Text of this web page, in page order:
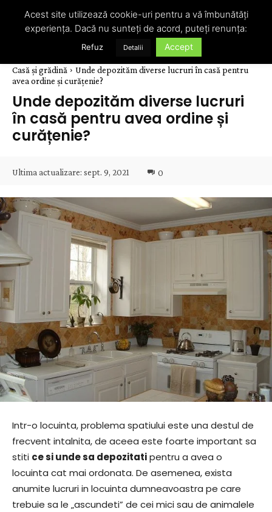
Casă și grădină
Unde depozităm diverse lucruri în casă pentru
avea ordine și curățenie?
Unde depozităm diverse lucruri
în casă pentru avea ordine și
curățenie?
Ultima actualizare: sept. 9, 2021 0
Intr-o locuinta, problema spatiului este una destul de
frecvent intalnita, de aceea este foarte important sa
stiti ce si unde sa depozitatipentru a avea o
locuinta cat mai ordonata. De asemenea, exista
anumite lucruri in locuinta dumneavoastra pe care
trebuie sa le „ascundeti” de cei mici sau de animalele
Acest site utilizează cookie-uri pentru a vă îmbunătăți
experiența. Dacă nu sunteți de acord, puteți renunța:
Refuz Detalii Accept